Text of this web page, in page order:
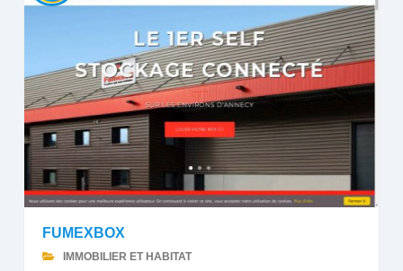
FUMEXBOX
IMMOBILIER ET HABITAT